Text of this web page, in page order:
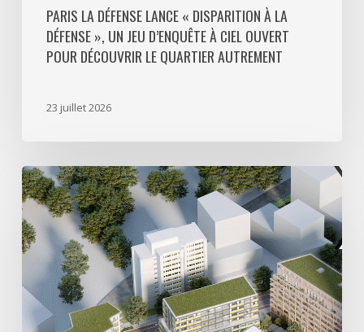
découvrir
quartier
PARIS LA DÉFENSE LANCE « DISPARITION À LA
DÉFENSE », UN JEU D’ENQUÊTE À CIEL OUVERT
POUR DÉCOUVRIR LE QUARTIER AUTREMENT
23 juillet 2026
Avec
5
actes
signés
pour
créer
000